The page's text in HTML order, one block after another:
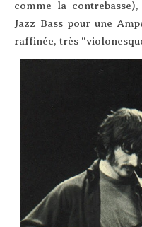
comme la
Jazz Bass pour une
raf­fi­née, très